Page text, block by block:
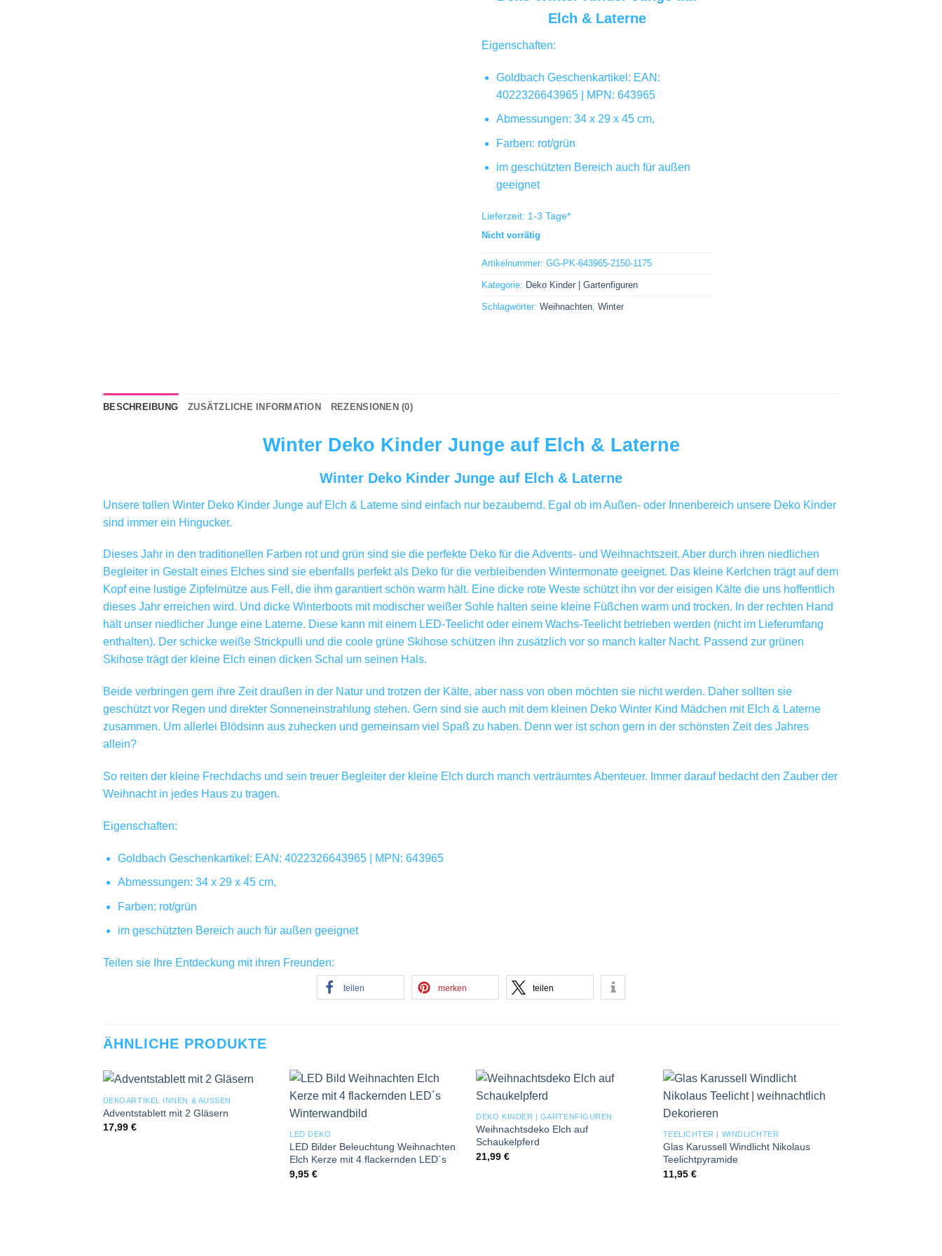
Elch & Laterne
Eigenschaften:
Goldbach Geschenkartikel: EAN:
4022326643965 | MPN: 643965
Abmessungen: 34 x 29 x 45 cm,
Farben: rot/grün
im geschützten Bereich auch für außen
geeignet
Lieferzeit: 1-3 Tage*
Nicht vorrätig
Artikelnummer: GG-PK-643965-2150-1175
Kategorie: Deko Kinder | Gartenfiguren
Schlagwörter: Weihnachten, Winter
BESCHREIBUNG ZUSÄTZLICHE INFORMATION REZENSIONEN (0)
Winter Deko Kinder Junge auf Elch & Laterne
Winter Deko Kinder Junge auf Elch & Laterne
Unsere tollen Winter Deko Kinder Junge auf Elch & Laterne sind einfach nur bezaubernd. Egal ob im Außen- oder Innenbereich unsere Deko Kinder
sind immer ein Hingucker.
Dieses Jahr in den traditionellen Farben rot und grün sind sie die perfekte Deko für die Advents- und Weihnachtszeit. Aber durch ihren niedlichen
Begleiter in Gestalt eines Elches sind sie ebenfalls perfekt als Deko für die verbleibenden Wintermonate geeignet. Das kleine Kerlchen trägt auf dem
Kopf eine lustige Zipfelmütze aus Fell, die ihm garantiert schön warm hält. Eine dicke rote Weste schützt ihn vor der eisigen Kälte die uns hoffentlich
dieses Jahr erreichen wird. Und dicke Winterboots mit modischer weißer Sohle halten seine kleine Füßchen warm und trocken. In der rechten Hand
hält unser niedlicher Junge eine Laterne. Diese kann mit einem LED-Teelicht oder einem Wachs-Teelicht betrieben werden (nicht im Lieferumfang
enthalten). Der schicke weiße Strickpulli und die coole grüne Skihose schützen ihn zusätzlich vor so manch kalter Nacht. Passend zur grünen
Skihose trägt der kleine Elch einen dicken Schal um seinen Hals.
Beide verbringen gern ihre Zeit draußen in der Natur und trotzen der Kälte, aber nass von oben möchten sie nicht werden. Daher sollten sie
geschützt vor Regen und direkter Sonneneinstrahlung stehen. Gern sind sie auch mit dem kleinen Deko Winter Kind Mädchen mit Elch & Laterne
zusammen. Um allerlei Blödsinn aus zuhecken und gemeinsam viel Spaß zu haben. Denn wer ist schon gern in der schönsten Zeit des Jahres
allein?
So reiten der kleine Frechdachs und sein treuer Begleiter der kleine Elch durch manch verträumtes Abenteuer. Immer darauf bedacht den Zauber der
Weihnacht in jedes Haus zu tragen.
Eigenschaften:
Goldbach Geschenkartikel: EAN: 4022326643965 | MPN: 643965
Abmessungen: 34 x 29 x 45 cm,
Farben: rot/grün
im geschützten Bereich auch für außen geeignet
Teilen sie Ihre Entdeckung mit ihren Freunden:
teilen merken teilen
ÄHNLICHE PRODUKTE
DEKOARTIKEL INNEN & AUSSEN
Adventstablett mit 2 Gläsern
17,99 €
LED DEKO
LED Bilder Beleuchtung Weihnachten
Elch Kerze mit 4 flackernden LED´s
9,95€
wishlist
DEKO KINDER | GARTENFIGUREN
Weihnachtsdeko Elch auf
Schaukelpferd
21,99€
TEELICHTER | WINDLICHTER
Glas Karussell Windlicht Nikolaus
Teelichtpyramide
11,95 €